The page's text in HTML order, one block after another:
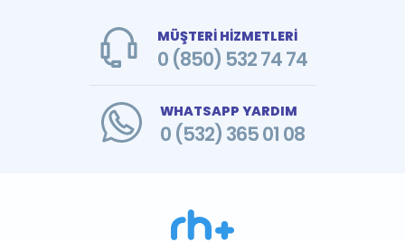
MÜŞTERİ HİZMETLERİ
0 (850) 532 74 74
WHATSAPP YARDIM
0 (532) 365 01 08